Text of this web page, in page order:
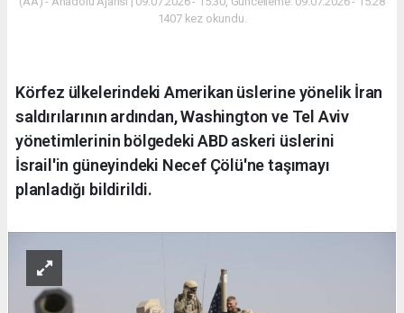
1407 kez okundu.
Körfez ülkelerindeki Amerikan üslerine yönelik İran
saldırılarının ardından, Washington ve Tel Aviv
yönetimlerinin bölgedeki ABD askeri üslerini
İsrail'in güneyindeki Necef Çölü'ne taşımayı
planladığı bildirildi.